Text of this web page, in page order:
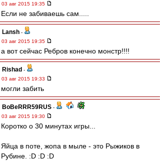
03 авг 2015 19:35
Если не забиваешь сам.....
Lansh -
03 авг 2015 19:35
а вот сейчас Ребров конечно монстр!!!!
Rishad -
03 авг 2015 19:33
могли забить
BoBeRRR59RUS -
03 авг 2015 19:30
Коротко о 30 минутах игры...
Яйца в поте, жопа в мыле - это Рыжиков в
Рубине. :D :D :D